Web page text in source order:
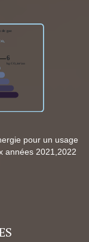
pour un usage
années 2021,2022